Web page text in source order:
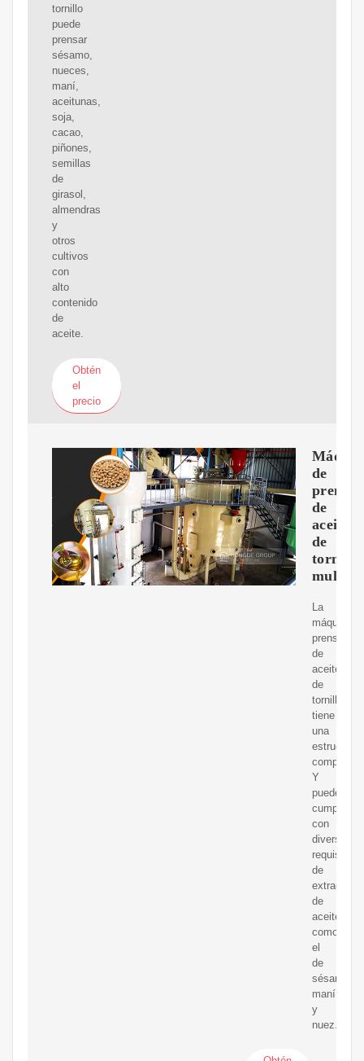
tornillo
puede
prensar
sésamo,
nueces,
maní,
aceitunas,
soja,
cacao,
piñones,
semillas
de
girasol,
almendras
y
otros
cultivos
con
alto
contenido
de
aceite.
Obtén
el
precio
de
prensa
de
aceite
de
tornillo
La
máquina
prensadora
de
aceite
de
tornillo
tiene
una
estructura
compacta.
Y
puede
cumplir
con
diversos
requisitos
de
extracción
de
aceite,
como
el
de
sésamo,
maní
y
nuez.